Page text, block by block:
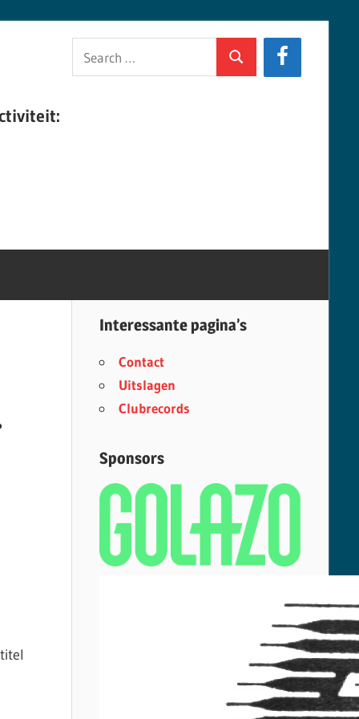
for:
Search
Interessante pagina’s
Contact
Uitslagen
Clubrecords
Sponsors